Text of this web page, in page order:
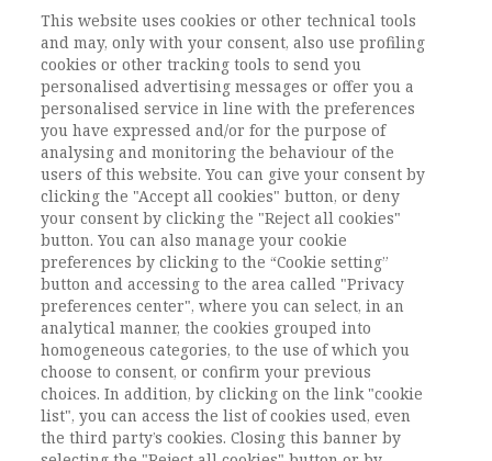
Keywords: Salute, Sociologo, Registro,
Soddisfazione, Certificazione, Health,
Sociologist, Register, Satisfaction, Certification
DOI:10.1485/AIS_4_2014_FOCUS_2
Pagine137-142
L'ACCESSO A QUESTO
CONTENUTO E' RISERVATO AGLI
UTENTI ABBONATI
Sei abbonato?ESEGUI L'ACCESSOoppure
ABBONATI.
This website uses cookies or other technical tools
and may, only with your consent, also use profiling
cookies or other tracking tools to send you
personalised advertising messages or offer you a
personalised service in line with the preferences
you have expressed and/or for the purpose of
analysing and monitoring the behaviour of the
users of this website. You can give your consent by
clicking the "Accept all cookies" button, or deny
your consent by clicking the "Reject all cookies"
button. You can also manage your cookie
preferences by clicking to the “Cookie setting”
button and accessing to the area called "Privacy
preferences center", where you can select, in an
analytical manner, the cookies grouped into
homogeneous categories, to the use of which you
choose to consent, or confirm your previous
choices. In addition, by clicking on the link "cookie
list", you can access the list of cookies used, even
the third party’s cookies. Closing this banner by